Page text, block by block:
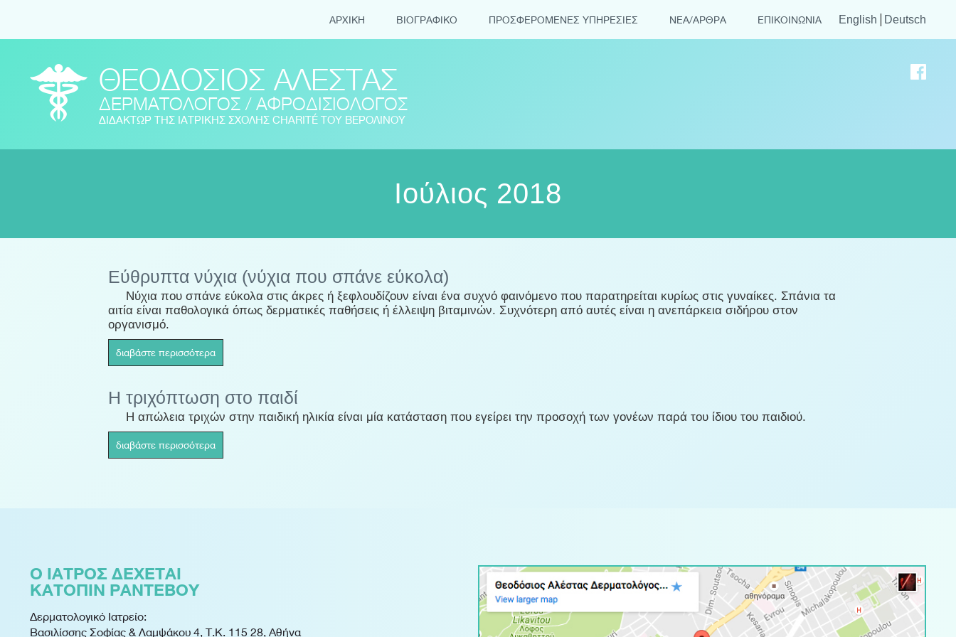
ΑΡΧΙΚΗ ΒΙΟΓΡΑΦΙΚΟ ΠΡΟΣΦΕΡΟΜΕΝΕΣ ΥΠΗΡΕΣΙΕΣ ΝΕΑ/ΑΡΘΡΑ ΕΠΙΚΟΙΝΩΝΙΑ English Deutsch
ΘΕΟΔΟΣΙΟΣ ΑΛΕΣΤΑΣ
ΔΕΡΜΑΤΟΛΟΓΟΣ / ΑΦΡΟΔΙΣΙΟΛΟΓΟΣ
ΔΙΔΑΚΤΩΡ ΤΗΣ ΙΑΤΡΙΚΗΣ ΣΧΟΛΗΣ CHARITÉ ΤΟΥ ΒΕΡΟΛΙΝΟΥ
Ιούλιος 2018
Εύθρυπτα νύχια (νύχια που σπάνε εύκολα)
Νύχια που σπάνε εύκολα στις άκρες ή ξεφλουδίζουν είναι ένα συχνό φαινόμενο που παρατηρείται κυρίως στις γυναίκες. Σπάνια τα
αιτία είναι παθολογικά όπως δερματικές παθήσεις ή έλλειψη βιταμινών. Συχνότερη από αυτές είναι η ανεπάρκεια σιδήρου στον
οργανισμό.
διαβάστε περισσότερα
Η τριχόπτωση στο παιδί
Η απώλεια τριχών στην παιδική ηλικία είναι μία κατάσταση που εγείρει την προσοχή των γονέων παρά του ίδιου του παιδιού.
διαβάστε περισσότερα
Ο ΙΑΤΡΟΣ ΔΕΧΕΤΑΙ
ΚΑΤΟΠΙΝ ΡΑΝΤΕΒΟΥ
Δερματολογικό Ιατρείο:
Βασιλίσσης Σοφίας & Λαμψάκου 4, Τ.Κ. 115 28, Αθήνα